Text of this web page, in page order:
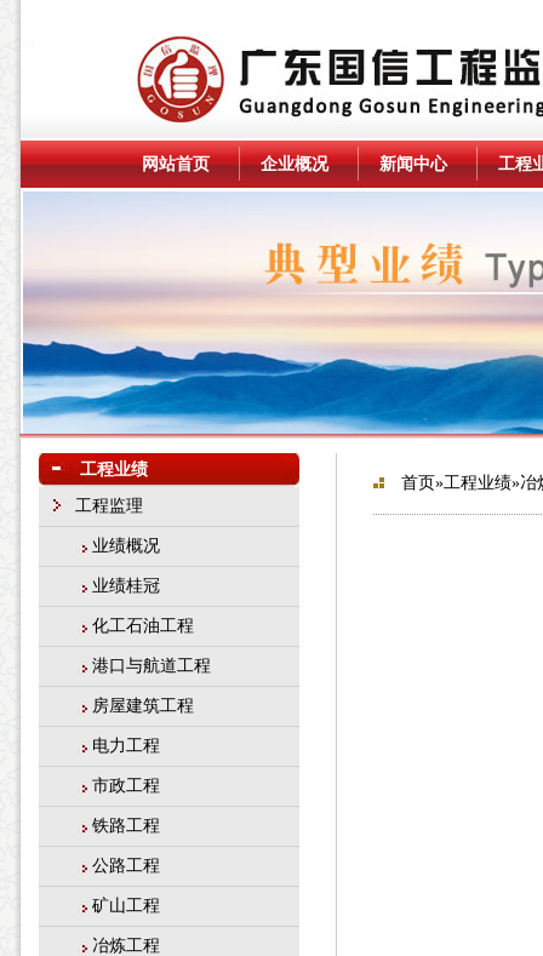
网站首页 企业概况 新闻中心 工程
工程业绩
工程监理
业绩概况
业绩桂冠
化工石油工程
港口与航道工程
房屋建筑工程
电力工程
市政工程
铁路工程
公路工程
矿山工程
冶炼工程
首页»工程业绩»冶